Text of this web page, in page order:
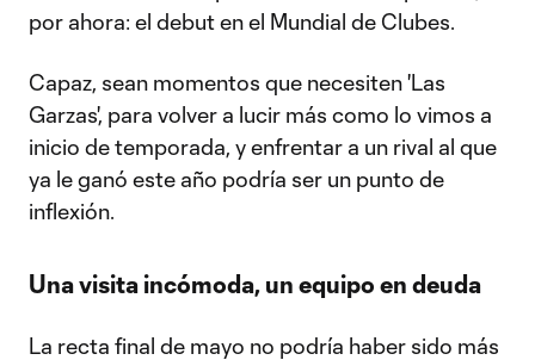
por ahora: el debut en el Mundial de Clubes.
Capaz, sean momentos que necesiten 'Las
Garzas', para volver a lucir más como lo vimos a
inicio de temporada, y enfrentar a un rival al que
ya le ganó este año podría ser un punto de
inflexión.
Una visita incómoda, un equipo en deuda
La recta final de mayo no podría haber sido más